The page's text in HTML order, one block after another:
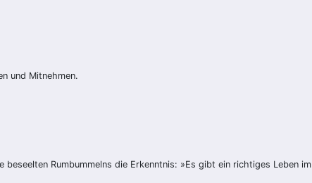
und Mitnehmen.
Rumbummelns die Erkenntnis: »Es gibt ein richtiges Leben